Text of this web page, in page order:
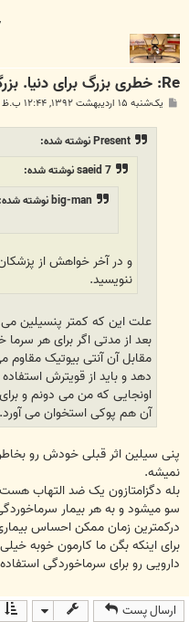
Re: خطری بزرگ برای دنیا. بزرگترین فاجعه تاریخ بشریت
یک‌شنبه ۱۵ اردیبهشت ۱۳۹۲, ۱۲:۴۴ ب.ظ
Present نوشته شده:
saeid 7 نوشته شده:
big-man نوشته شده:
و در آخر خواهش از پزشکان
ننویسید.
علت این که کمتر پنسیلین
بعد از مدتی اگر برای هر
مقابل آن آنتی بیوتیک
دهد و باید از قویترش
اونجایی که من می دونم و
آن هم پوکی استخوان می آورد.
پنی سیلین اثر قبلی خودش رو
نمیشه.
بله دگزامتازون یک ضد التهاب هست
سو میشود و به هر بیمار
درکمترین زمان ممکن احساس
برای اینکه بگن ما کارمون خوبه
دارویی رو برای سرماخوردگی
ارسال پست